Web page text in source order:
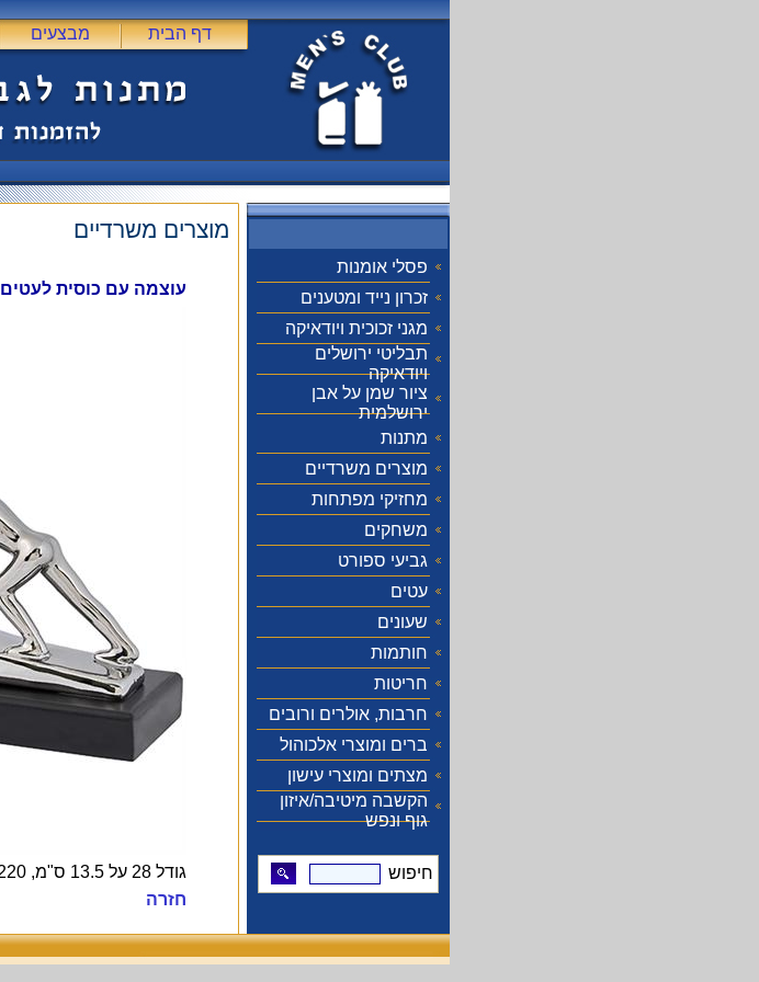
דף הבית מבצעים
פסלי אומנות
זכרון נייד ומטענים
מגני זכוכית ויודאיקה
תבליטי ירושלים
ויודאיקה
ציור שמן על אבן
ירושלמית
מתנות
מוצרים משרדיים
מחזיקי מפתחות
משחקים
גביעי ספורט
עטים
שעונים
חותמות
חריטות
חרבות, אולרים ורובים
ברים ומוצרי אלכוהול
מצתים ומוצרי עישון
הקשבה מיטיבה/איזון
גוף ונפש
חיפוש
מוצרים משרדיים
עוצמה עם כוסית לעטים
גודל 28 על 13.5 ס"מ, 220 ש"ח
חזרה